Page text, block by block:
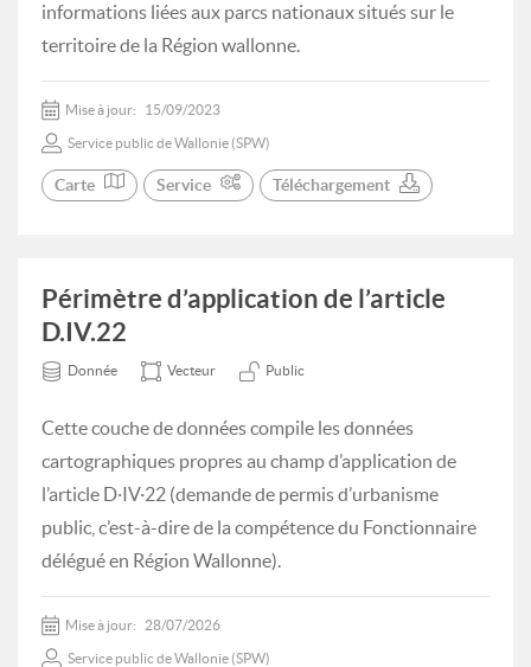
informations liées aux parcs nationaux situés sur le
territoire de la Région wallonne.
Mise à jour: 15/09/2023
Service public de Wallonie (SPW)
Carte Service Téléchargement
Périmètre d’application de l’article
D.IV.22
Donnée Vecteur Public
Cette couche de données compile les données
cartographiques propres au champ d’application de
l’article D·IV·22 (demande de permis d’urbanisme
public, c’est-à-dire de la compétence du Fonctionnaire
délégué en Région Wallonne).
Mise à jour: 28/07/2026
Service public de Wallonie (SPW)